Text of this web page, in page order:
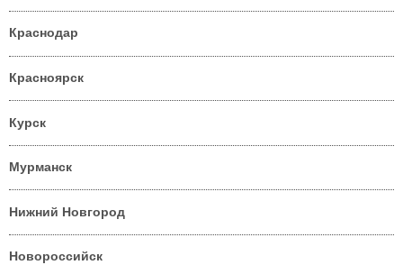
Краснодар
Красноярск
Курск
Мурманск
Нижний Новгород
Новороссийск